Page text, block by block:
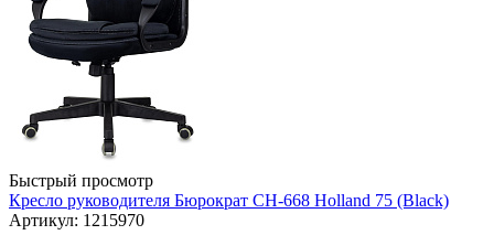
Быстрый просмотр
Кресло руководителя Бюрократ CH-668 Holland 75 (Black)
Артикул: 1215970